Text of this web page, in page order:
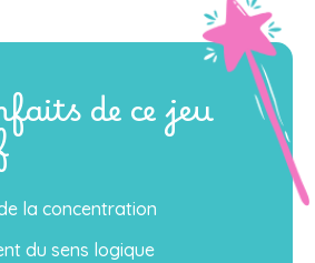
de ce jeu
la concentration
du sens logique